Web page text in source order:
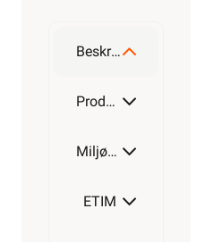
Beskrivelse
Produktdetaljer
Miljøparametere
ETIM